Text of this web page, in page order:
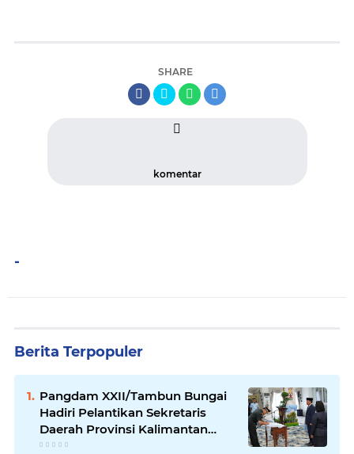
SHARE
komentar
-
Berita Terpopuler
Pangdam XXII/Tambun Bungai
Hadiri Pelantikan Sekretaris
Daerah Provinsi Kalimantan
Tengah